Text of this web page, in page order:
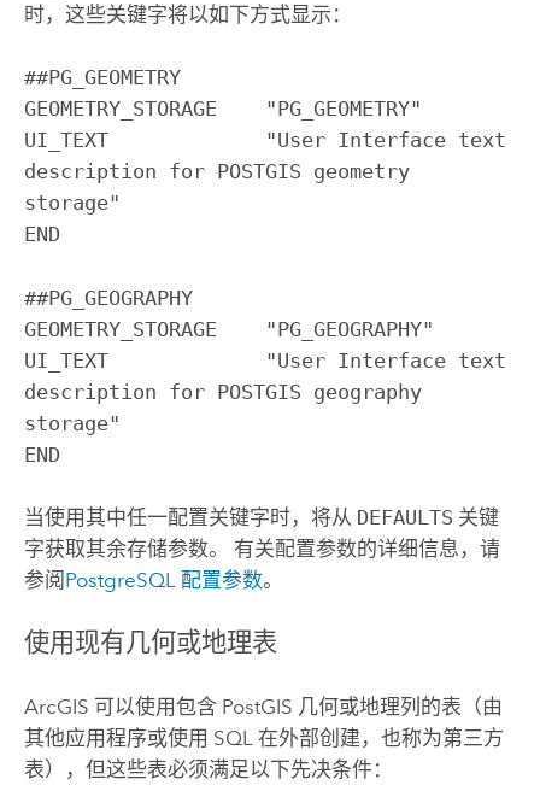
时，这些关键字将以如下方式显示：
##PG_GEOMETRY
GEOMETRY_STORAGE    "PG_GEOMETRY"
UI_TEXT             "User Interface text
description for POSTGIS geometry
storage"
END
##PG_GEOGRAPHY
GEOMETRY_STORAGE    "PG_GEOGRAPHY"
UI_TEXT             "User Interface text
description for POSTGIS geography
storage"
END
当使用其中任一配置关键字时，将从 DEFAULTS 关键
字获取其余存储参数。 有关配置参数的详细信息，请
参阅PostgreSQL 配置参数。
使用现有几何或地理表
ArcGIS 可以使用包含 PostGIS 几何或地理列的表（由
其他应用程序或使用 SQL 在外部创建，也称为第三方
表），但这些表必须满足以下先决条件：